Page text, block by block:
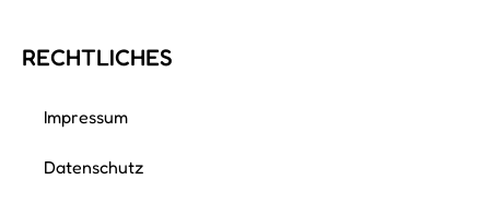
RECHTLICHES
Impressum
Datenschutz